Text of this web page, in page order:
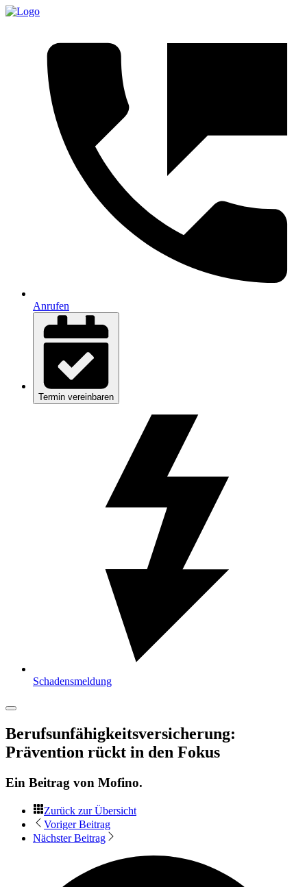
Anrufen
Termin vereinbaren
Schadensmeldung
Berufsunfähigkeitsversicherung:
Prävention rückt in den Fokus
Ein Beitrag von Mofino.
Zurück zur Übersicht
Voriger Beitrag
Nächster Beitrag